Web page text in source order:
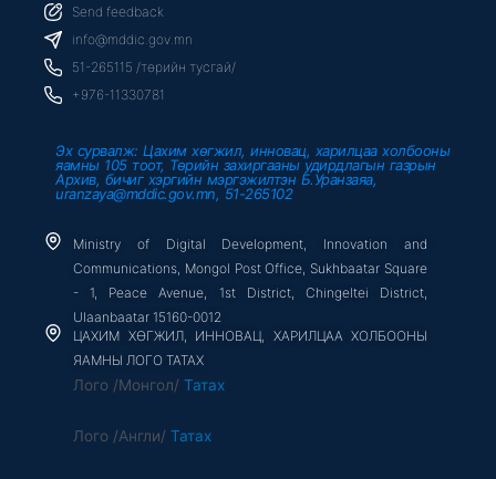
b
o
o
k
f
t
r
u
e
Send feedback
info@mddic.gov.mn
51-265115 /төрийн тусгай/
+976-11330781
Эх сурвалж: Цахим хөгжил, инновац, харилцаа холбооны
яамны 105 тоот, Төрийн захиргааны удирдлагын газрын
Архив, бичиг хэргийн мэргэжилтэн Б.Уранзаяа,
uranzaya@mddic.gov.mn, 51-265102
Ministry of Digital Development, Innovation and
Communications, Mongol Post Office, Sukhbaatar Square
- 1, Peace Avenue, 1st District, Chingeltei District,
Ulaanbaatar 15160-0012
ЦАХИМ ХӨГЖИЛ, ИННОВАЦ, ХАРИЛЦАА ХОЛБООНЫ
ЯАМНЫ ЛОГО ТАТАХ
Лого /Монгол/ Татах
Лого /Англи/ Татах